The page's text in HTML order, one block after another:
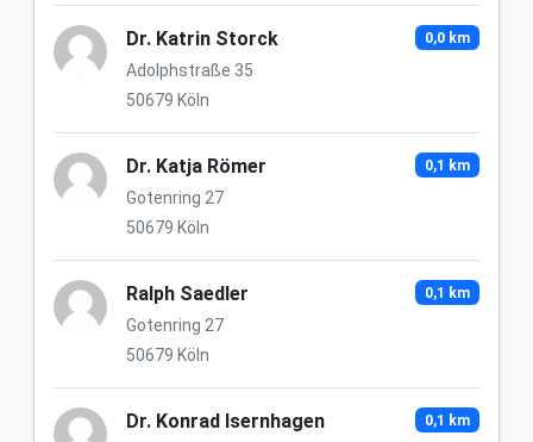
Dr. Katrin Storck
Adolphstraße 35
50679 Köln
0,0 km
Dr. Katja Römer
Gotenring 27
50679 Köln
0,1 km
Ralph Saedler
Gotenring 27
50679 Köln
0,1 km
Dr. Konrad Isernhagen 0,1 km